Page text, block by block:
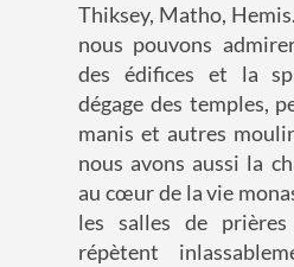
Thiksey, Matho,
nous pouvons
des édifices et la
dégage des temples,
manis et autres
nous avons aussi la
au cœur de la vie
les salles de
répètent